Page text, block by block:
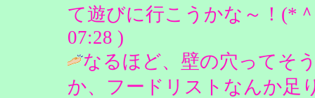
て遊びに行こうかな～！(*
07:28 )
なるほど、壁の穴ってそ
か、フードリストなんか足